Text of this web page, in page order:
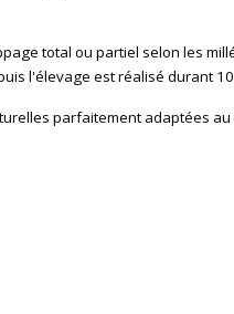
total ou partiel selon les
l'élevage est réalisé durant
parfaitement adaptées au